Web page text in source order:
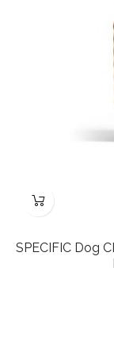
SPECIFIC Dog